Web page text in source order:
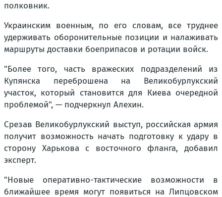
полковник.
Украинским военным, по его словам, все труднее
удерживать оборонительные позиции и налаживать
маршруты доставки боеприпасов и ротации войск.
"Более того, часть вражеских подразделений из
Купянска переброшена на Великобурлукский
участок, который становится для Киева очередной
проблемой", — подчеркнул Алехин.
Срезав Великобурлукский выступ, российская армия
получит возможность начать подготовку к удару в
сторону Харькова с восточного фланга, добавил
эксперт.
"Новые оперативно-тактические возможности в
ближайшее время могут появиться на Липцовском